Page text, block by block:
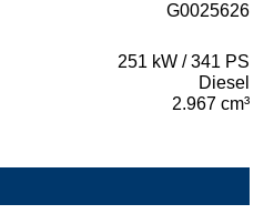
G0025626
251 kW / 341 PS
Diesel
2.967 cm³